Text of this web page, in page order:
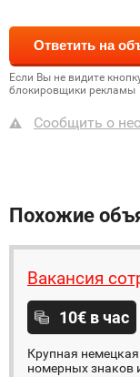
Если Вы не видите
блокировщики рекламы
Сообщить о
Похожие
Вакансия
10€ в час
Крупная
номерных знаков